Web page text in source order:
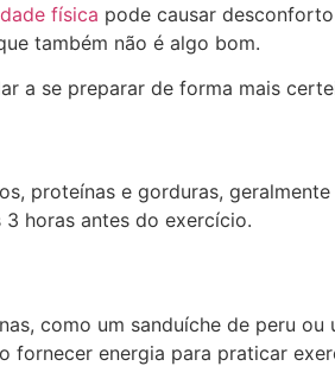
física pode causar
também não é algo bom.
a se preparar de forma mais
proteínas e gorduras,
horas antes do exercício.
como um sanduíche de peru
fornecer energia para praticar